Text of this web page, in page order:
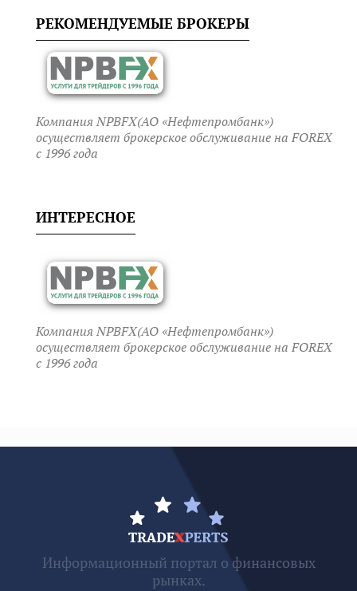
РЕКОМЕНДУЕМЫЕ БРОКЕРЫ
Компания NPBFX(АО «Нефтепромбанк»)
осуществляет брокерское обслуживание на FOREX
c 1996 года
ИНТЕРЕСНОЕ
Компания NPBFX(АО «Нефтепромбанк»)
осуществляет брокерское обслуживание на FOREX
c 1996 года
Информационный портал о финансовых
рынках.